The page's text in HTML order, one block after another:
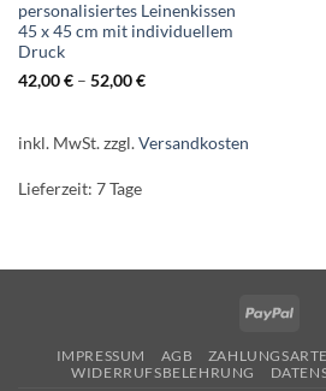
personalisiertes Leinenkissen
45 x 45 cm mit individuellem
Druck
42,00€– 52,00€
inkl. MwSt.zzgl.Versandkosten
Lieferzeit: 7 Tage
IMPRESSUM AGB
WIDERRUFSBELEHRUNG